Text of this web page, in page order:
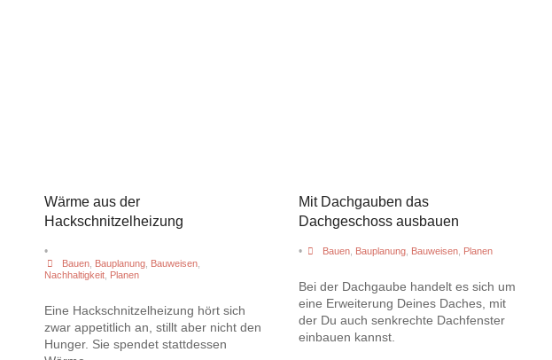
Wärme aus der
Hackschnitzelheizung
•
Bauen, Bauplanung, Bauweisen,
Nachhaltigkeit Planen
Eine Hackschnitzelheizung hört sich
zwar appetitlich an, stillt aber nicht den
Hunger. Sie spendet stattdessen
Mit Dachgauben das
Dachgeschoss ausbauen
• Bauen, Bauplanung, Bauweisen, Planen
Bei der Dachgaube handelt es sich um
eine Erweiterung Deines Daches, mit
der Du auch senkrechte Dachfenster
einbauen kannst.